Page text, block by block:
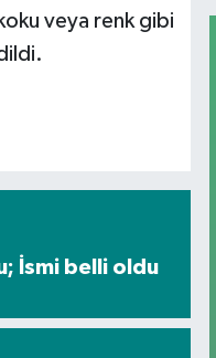
veya renk gibi
İsmi belli oldu